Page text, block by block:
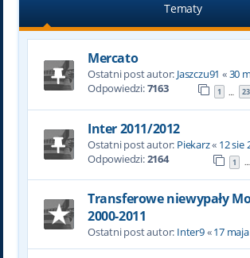
Tematy
Mercato
Ostatni post autor: Jaszczu91 «30
Odpowiedzi:7163 1 …
Inter 2011/2012
Ostatni post autor: Piekarz« 12 sie
Odpowiedzi:2164 1 …
Transferowe niewypały
2000-2011
Ostatni post autor: Inter9«17